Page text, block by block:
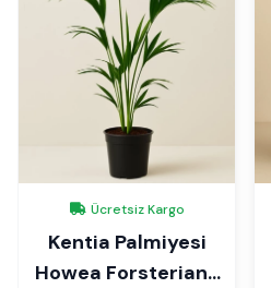
Ücretsiz Kargo
Kentia Palmiyesi
Howea Forsteriana